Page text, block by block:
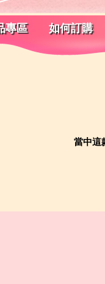
專區 如何訂購
當中這